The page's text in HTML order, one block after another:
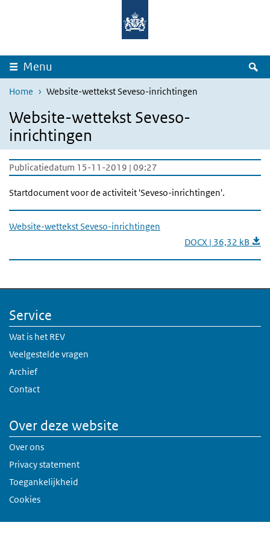
Overslaan en naar de inhoud gaan
Menu
Home Website-wettekst Seveso-inrichtingen
Website-wettekst Seveso-
inrichtingen
Publicatiedatum 15-11-2019 | 09:27
Startdocument voor de activiteit 'Seveso-inrichtingen'.
Website-wettekst Seveso-inrichtingen
DOCX | 36,32 kB
Service
Wat is het REV
Veelgestelde vragen
Archief
Contact
Over deze website
Over ons
Privacy statement
Toegankelijkheid
Cookies